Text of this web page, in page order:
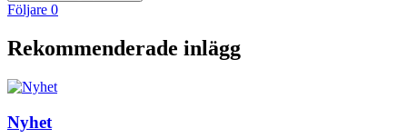
Följare 0
Rekommenderade inlägg
Nyhet